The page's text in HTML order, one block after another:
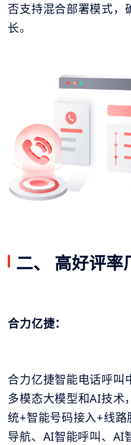
否支持混合部署模式，
长。
二、 高好评率
合力亿捷：
合力亿捷智能电话呼叫
多模态大模型和AI技术
统+智能号码接入+线
导航、AI智能呼叫、AI